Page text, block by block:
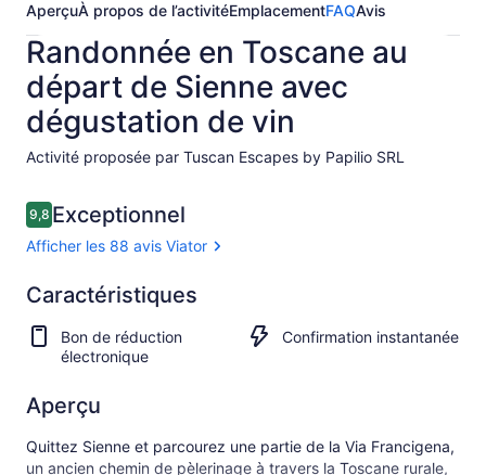
AperçuÀ propos de l’activitéEmplacementFAQAvis
Randonnée en Toscane au
départ de Sienne avec
dégustation de vin
Activité proposée par Tuscan Escapes by Papilio SRL
Avis
9,89,8 sur 10 –
Exceptionnel
Afficher les 88 avis Viator
9.89.8 sur 10
Exceptionnel
Afficher
les
88 avis
Caractéristiques
Bon de réduction
électronique
Confirmation instantanée
Aperçu
Quittez Sienne et parcourez une partie de la Via Francigena,
un ancien chemin de pèlerinage à travers la Toscane rurale,